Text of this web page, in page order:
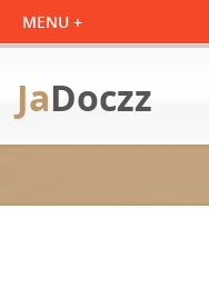
JaDoczz